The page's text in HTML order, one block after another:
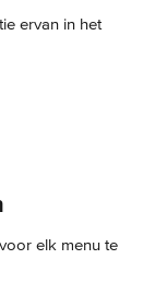
ervan in het
elk menu te